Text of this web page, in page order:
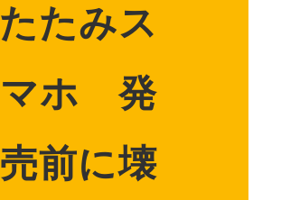
たたみス
マホ 発
売前に壊